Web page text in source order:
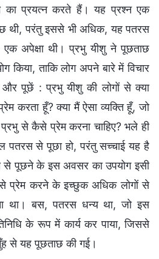
प्रयत्न करते हैं। यह प्रश्न एक
थी, परंतु इससे भी अधिक, यह पतरस
अपेक्षा थी। प्रभु यीशु ने पूछताछ
किया, ताकि लोग अपने बारे में विचार
पूछें : प्रभु यीशु की लोगों से क्या
करता हूँ? क्या मैं ऐसा व्यक्ति हूँ, जो
से कैसे प्रेम करना चाहिए? भले ही
पतरस से पूछा हो, परंतु सच्चाई यह है
पूछने के इस अवसर का उपयोग इसी
से प्रेम करने के इच्छुक अधिक लोगों से
था। बस, पतरस धन्य था, जो इस
के रूप में कार्य कर पाया, जिससे
से यह पूछताछ की गई।